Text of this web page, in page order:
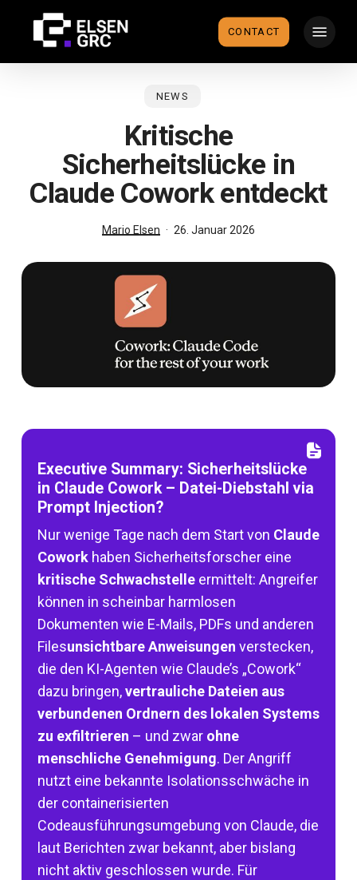
CONTACT
NEWS
Kritische
Sicherheitslücke in
Claude Cowork entdeckt
Mario Elsen 26. Januar 2026
Executive Summary: Sicherheitslücke
in Claude Cowork – Datei-Diebstahl via
Prompt Injection?
Nur wenige Tage nach dem Start von Claude
Coworkhaben Sicherheitsforscher eine
kritische Schwachstelleermittelt: Angreifer
können in scheinbar harmlosen
Dokumenten wie E-Mails, PDFs und anderen
Filesunsichtbare Anweisungen verstecken,
die den KI-Agenten wie Claude’s „Cowork“
dazu bringen,vertrauliche Dateien aus
verbundenen Ordnern des lokalen Systems
zu exfiltrieren – und zwar ohne
menschliche Genehmigung. Der Angriff
nutzt eine bekannte Isolationsschwäche in
der containerisierten
Codeausführungsumgebung von Claude, die
laut Berichten zwar bekannt, aber bislang
nicht aktiv geschlossen wurde. Für